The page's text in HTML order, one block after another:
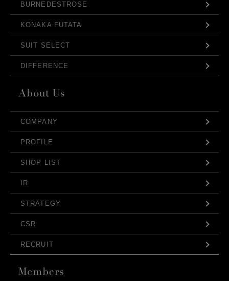
BURNEDESTROSE
KONAKA FUTATA
SUIT SELECT
DIFFERENCE
COMPANY
PROFILE
SHOP LIST
IR
STRATEGY
CSR
RECRUIT